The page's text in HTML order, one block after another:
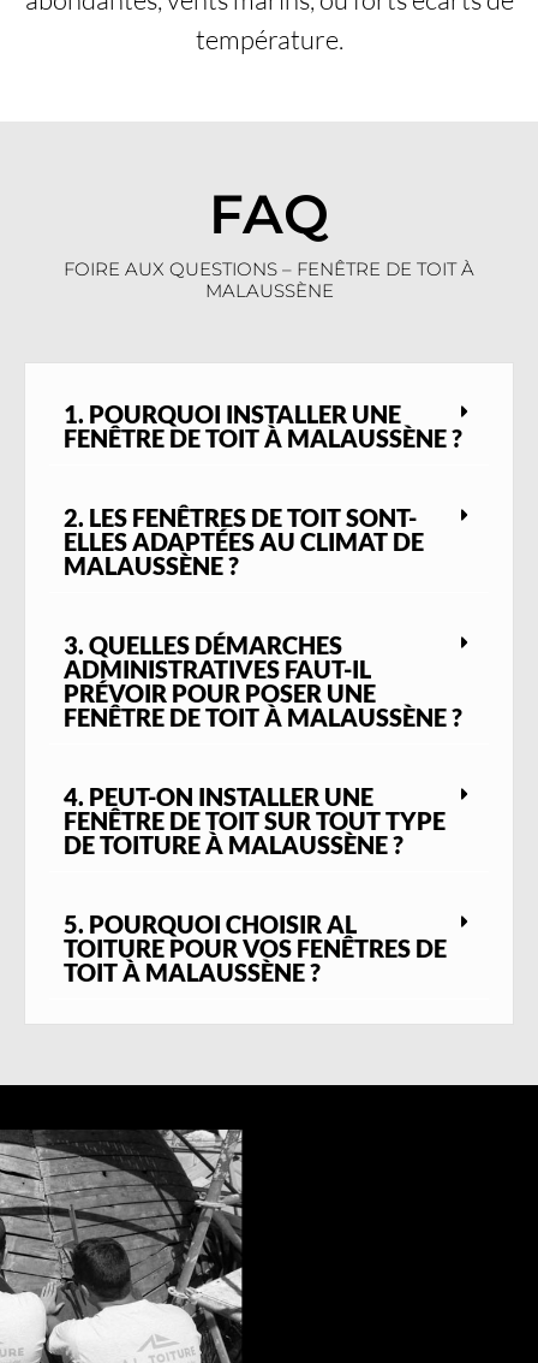
température.
FAQ
FOIRE AUX QUESTIONS – FENÊTRE DE TOIT À
MALAUSSÈNE
1. POURQUOI INSTALLER UNE
FENÊTRE DE TOIT À MALAUSSÈNE ?
2. LES FENÊTRES DE TOIT SONT-
ELLES ADAPTÉES AU CLIMAT DE
MALAUSSÈNE ?
3. QUELLES DÉMARCHES
ADMINISTRATIVES FAUT-IL
PRÉVOIR POUR POSER UNE
FENÊTRE DE TOIT À MALAUSSÈNE ?
4. PEUT-ON INSTALLER UNE
FENÊTRE DE TOIT SUR TOUT TYPE
DE TOITURE À MALAUSSÈNE ?
5. POURQUOI CHOISIR AL
TOITURE POUR VOS FENÊTRES DE
TOIT À MALAUSSÈNE ?